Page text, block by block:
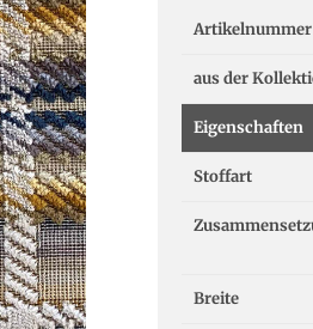
Artikelnummer
aus der
Eigenschaften
Stoffart
Breite